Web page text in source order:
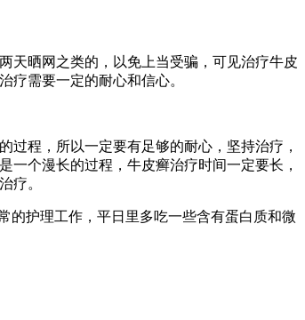
天晒网之类的，以免上当受骗，可见治疗牛皮
疗需要一定的耐心和信心。
程，所以一定要有足够的耐心，坚持治疗，
个漫长的过程，牛皮癣治疗时间一定要长，
疗。
的护理工作，平日里多吃一些含有蛋白质和微